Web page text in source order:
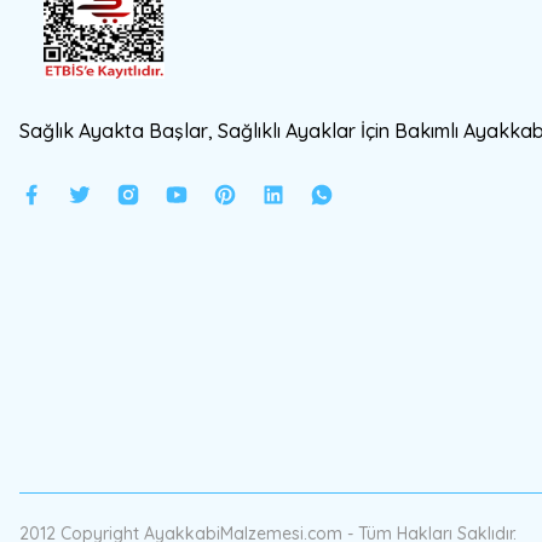
Sağlık Ayakta Başlar, Sağlıklı Ayaklar İçin Bakımlı
2012 Copyright AyakkabiMalzemesi.com - Tüm Hakları Saklıdır.